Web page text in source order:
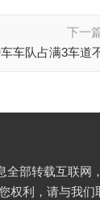
下一
车队占满3车道
全部转载互联网
权利，请与我们